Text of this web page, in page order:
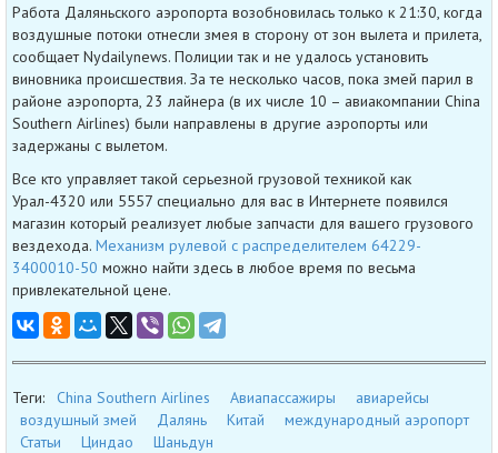
Работа Даляньского аэропорта возобновилась только к 21:30, когда
воздушные потоки отнесли змея в сторону от зон вылета и прилета,
сообщает Nydailynews. Полиции так и не удалось установить
виновника происшествия. За те несколько часов, пока змей парил в
районе аэропорта, 23 лайнера (в их числе 10 – авиакомпании China
Southern Airlines) были направлены в другие аэропорты или
задержаны с вылетом.
Все кто управляет такой серьезной грузовой техникой как
Урал-4320 или 5557 специально для вас в Интернете появился
магазин который реализует любые запчасти для вашего грузового
вездехода. Механизм рулевой с распределителем 64229-
3400010-50 можно найти здесь в любое время по весьма
привлекательной цене.
Теги: China Southern Airlines Авиапассажиры
авиарейсы
воздушный змей
Далянь Китай
международный аэропорт
Статьи
Циндао
Шаньдун